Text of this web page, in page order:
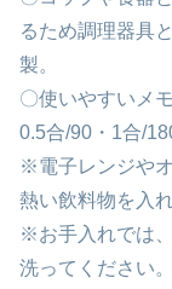
るため調理器具
製。
〇使いやすいメ
0.5合/90・1合/
※電子レンジや
熱い飲料物を入
※お手入れでは
洗ってください